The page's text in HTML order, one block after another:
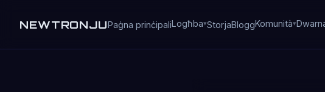
NEWTRONJUPaġna prinċipaliLogħba StorjaBloggKomunità